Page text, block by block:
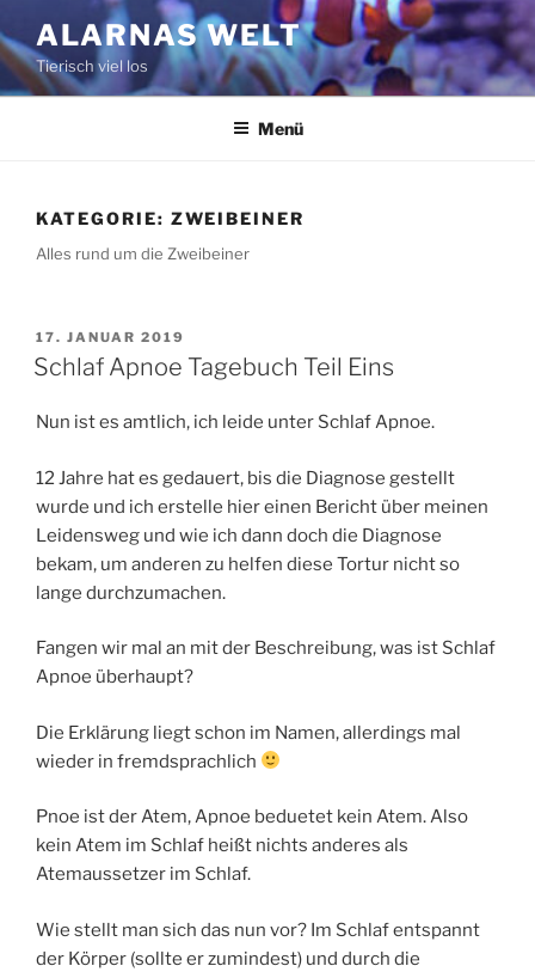
Inhalt
springen
ALARNAS WELT
Tierisch viel los
Menü
KATEGORIE: ZWEIBEINER
Alles rund um die Zweibeiner
VERÖFFENTLICHT
AM
17. JANUAR 2019
Schlaf Apnoe Tagebuch Teil Eins
Nun ist es amtlich, ich leide unter Schlaf Apnoe.
12 Jahre hat es gedauert, bis die Diagnose gestellt
wurde und ich erstelle hier einen Bericht über meinen
Leidensweg und wie ich dann doch die Diagnose
bekam, um anderen zu helfen diese Tortur nicht so
lange durchzumachen.
Fangen wir mal an mit der Beschreibung, was ist Schlaf
Apnoe überhaupt?
Die Erklärung liegt schon im Namen, allerdings mal
wieder in fremdsprachlich
Pnoe ist der Atem, Apnoe beduetet kein Atem. Also
kein Atem im Schlaf heißt nichts anderes als
Atemaussetzer im Schlaf.
Wie stellt man sich das nun vor? Im Schlaf entspannt
der Körper (sollte er zumindest) und durch die